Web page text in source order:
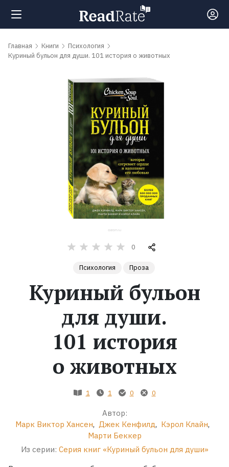
Поиск
обсуждаемые
Экранизации
Коллекции
Главная Книги
Психология
Куриный бульон для души. 101 история о животных
0
Психология Проза
Куриный бульон
для души.
101 история
о животных
1 1 0 0
Автор:
Марк Виктор Хансен, Джек Кенфилд, Кэрол Клайн,
Марти Беккер
Из серии: Серия книг «Куриный бульон для души»